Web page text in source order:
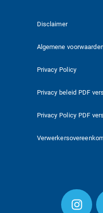
Disclaimer
Algemene
Privacy Policy
Privacy beleid PDF
Privacy Policy PDF